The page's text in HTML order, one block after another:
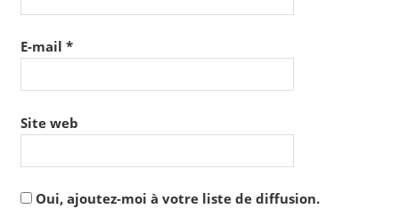
E-mail *
Site web
Oui, ajoutez-moi à votre liste de diffusion.